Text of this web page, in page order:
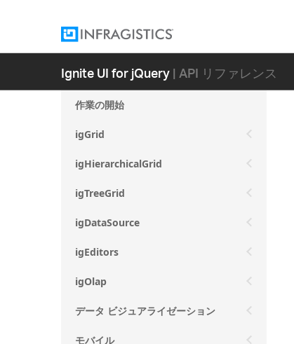
Ignite UI for jQuery| API リファレンス
作業の開始
igGrid
igHierarchicalGrid
igTreeGrid
igDataSource
igEditors
igOlap
データ ビジュアライゼーション
モバイル